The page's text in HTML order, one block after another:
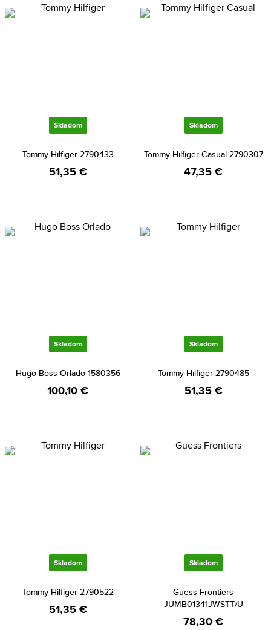
Skladom
Tommy Hilfiger 2790433
51,35 €
Skladom
Tommy Hilfiger Casual 2790307
47,35 €
Skladom
Hugo Boss Orlado 1580356
100,10 €
Skladom
Tommy Hilfiger 2790485
51,35 €
Skladom
Tommy Hilfiger 2790522
51,35 €
Skladom
Guess Frontiers
JUMB01341JWSTT/U
78,30 €